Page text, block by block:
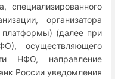
организатора
платформы) (далее при
осуществляющего
НФО, направление
России уведомления